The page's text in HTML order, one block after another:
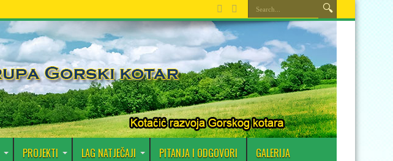
PROJEKTI LAG NATJEČAJI PITANJA I ODGOVORI GALERIJA